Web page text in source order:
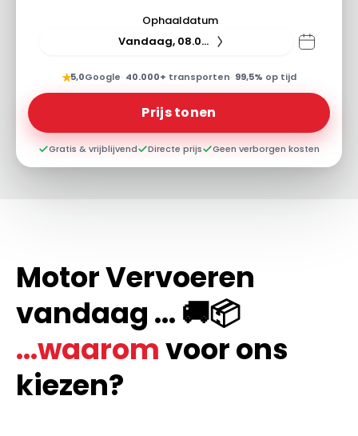
Ophaaldatum
Vandaag, 08.08.26
★5,0Google· 40.000+ transporten· 99,5% op tijd
Prijs tonen
Gratis & vrijblijvend Directe prijs Geen verborgen kosten
Motor Vervoeren
vandaag ... 🚚📦
...waaromvoor ons
kiezen?